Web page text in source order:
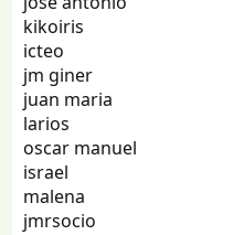
kikoiris
icteo
jm giner
juan maria
larios
oscar manuel
israel
malena
jmrsocio